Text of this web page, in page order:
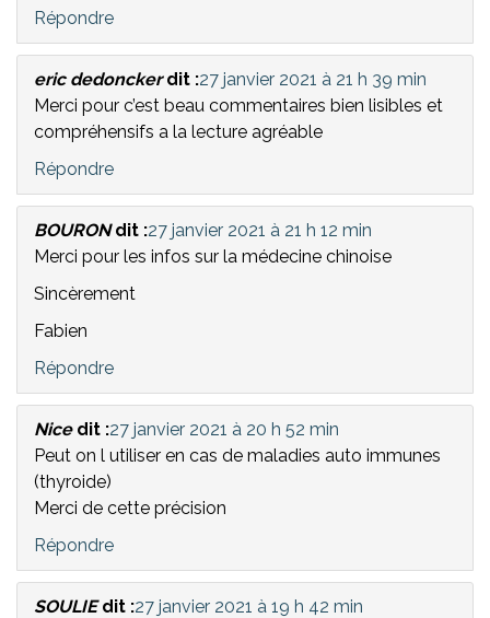
Répondre
eric dedoncker dit :27 janvier 2021 à 21 h 39 min
Merci pour c’est beau commentaires bien lisibles et
compréhensifs a la lecture agréable
Répondre
BOURON dit :27 janvier 2021 à 21 h 12 min
Merci pour les infos sur la médecine chinoise
Sincèrement
Fabien
Répondre
Nice dit :27 janvier 2021 à 20 h 52 min
Peut on l utiliser en cas de maladies auto immunes
(thyroide)
Merci de cette précision
Répondre
SOULIE dit :27 janvier 2021 à 19 h 42 min